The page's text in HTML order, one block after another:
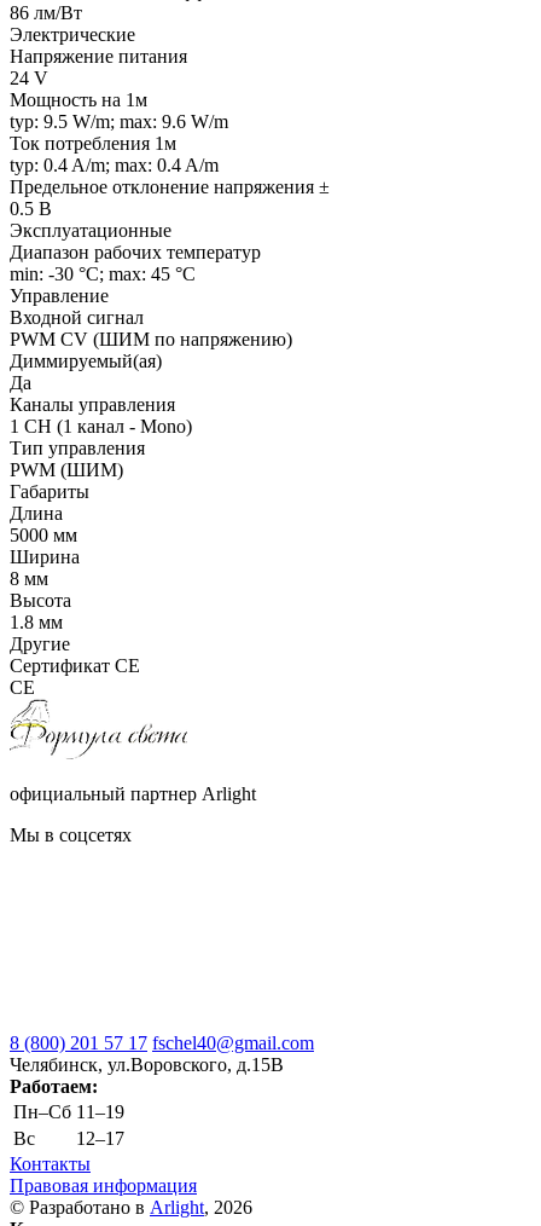
86 лм/Вт
Электрические
Напряжение питания
24 V
Мощность на 1м
typ: 9.5 W/m; max: 9.6 W/m
Ток потребления 1м
typ: 0.4 A/m; max: 0.4 A/m
Предельное отклонение напряжения ±
0.5 В
Эксплуатационные
Диапазон рабочих температур
min: -30 °C; max: 45 °C
Управление
Входной сигнал
PWM СV (ШИМ по напряжению)
Диммируемый(ая)
Да
Каналы управления
1 CH (1 канал - Mono)
Тип управления
PWM (ШИМ)
Габариты
Длина
5000 мм
Ширина
8 мм
Высота
1.8 мм
Другие
Сертификат CE
CE
официальный партнер Arlight
Мы в соцсетях
8 (800) 201 57 17 fschel40@gmail.com
Челябинск, ул.Воровского, д.15В
Работаем:
Пн–Cб 11–19
Вс
12–17
Контакты
Правовая информация
© Разработано в Arlight, 2026